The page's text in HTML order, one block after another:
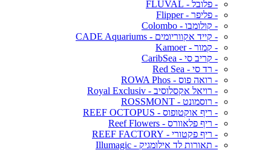
- פלובל - FLUVAL
- פליפר - Flipper
- קולומבו - Colombo
- קייד אקווריומים - CADE Aquariums
- קמור - Kamoer
- קריב סי - CaribSea
- רד סי - Red Sea
- רואה פוס - ROWA Phos
- רויאל אקסלוסיב - Royal Exclusiv
- רוסמונט - ROSSMONT
- ריף אוקטופוס - REEF OCTOPUS
- ריף פלאוורס - Reef Flowers
- ריף פקטורי - REEF FACTORY
- תאורות לד אילומגיק - Illumagic